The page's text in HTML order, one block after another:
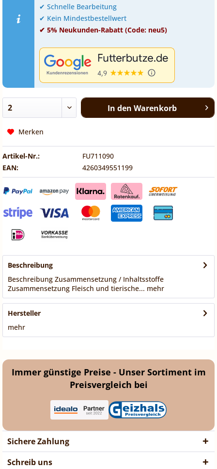
✔ Schnelle Bearbeitung
✔ Kein Mindestbestellwert
✔ 5% Neukunden-Rabatt (Code: neu5)
In den Warenkorb
Merken
Artikel-Nr.:
FU711090
EAN:
4260349551199
Beschreibung
Beschreibung Zusammensetzung / Inhaltsstoffe
Zusammensetzung Fleisch und tierische... mehr
Hersteller
mehr
Immer günstige Preise - Unser Sortiment im
Preisvergleich bei
Sichere Zahlung
Schreib uns